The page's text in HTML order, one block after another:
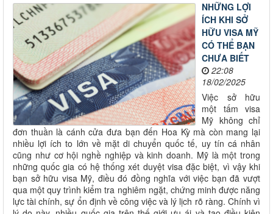
NHỮNG LỢI
ÍCH KHI SỞ
HỮU VISA MỸ
CÓ THỂ BẠN
CHƯA BIẾT
22:08
18/02/2025
Việc sở hữu
một tấm visa
Mỹ không chỉ
đơn thuần là cánh cửa đưa bạn đến Hoa Kỳ mà còn mang lại
nhiều lợi ích to lớn về mặt di chuyển quốc tế, uy tín cá nhân
cũng như cơ hội nghề nghiệp và kinh doanh. Mỹ là một trong
những quốc gia có hệ thống xét duyệt visa đặc biệt, vì vậy khi
bạn sở hữu visa Mỹ, điều đó đồng nghĩa với việc bạn đã vượt
qua một quy trình kiểm tra nghiêm ngặt, chứng minh được năng
lực tài chính, sự ổn định về công việc và lý lịch rõ ràng. Chính vì